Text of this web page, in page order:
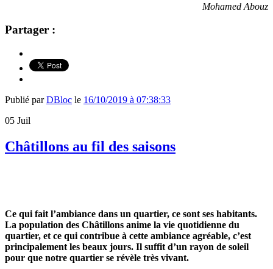
Mohamed Abouz
Partager :
Publié parDBloc le 16/10/2019 à 07:38:33
05 Juil
Châtillons au fil des saisons
Ce qui fait l’ambiance dans un quartier, ce sont ses habitants.
La population des Châtillons anime la vie quotidienne du
quartier, et ce qui contribue à cette ambiance agréable, c’est
principalement les beaux jours. Il suffit d’un rayon de soleil
pour que notre quartier se révèle très vivant.